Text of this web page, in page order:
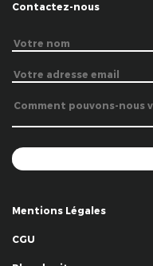
Contactez-nous
Mentions Légales
CGU